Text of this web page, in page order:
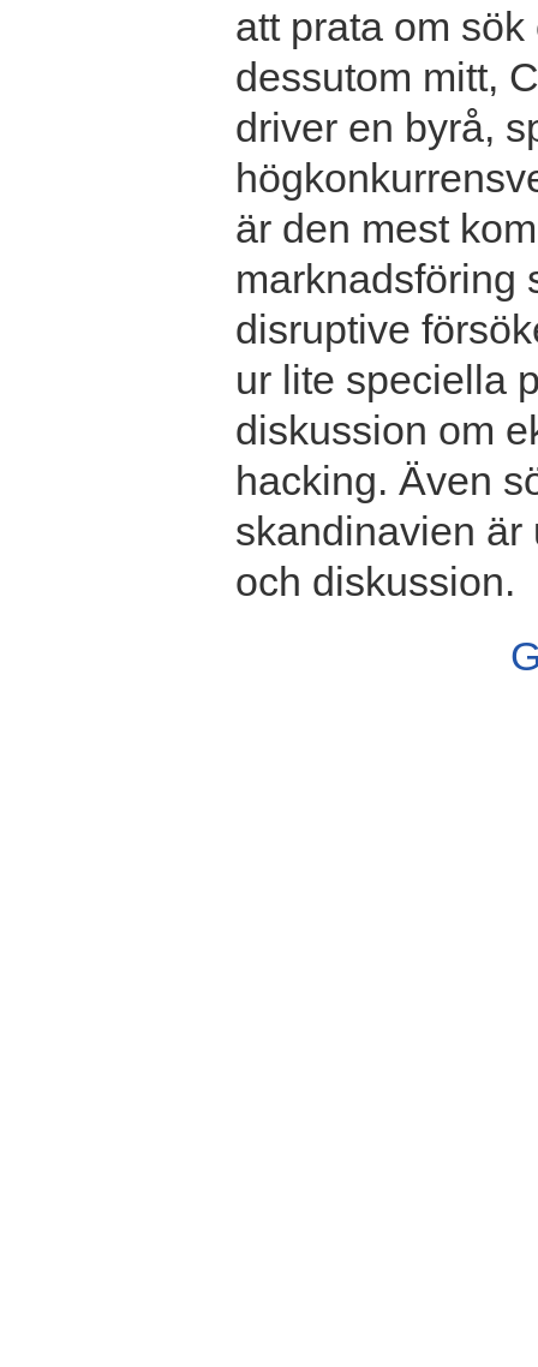
att prata om
dessutom mitt,
driver en byrå,
är den mest
marknadsföring
disruptive
ur lite speciella
diskussion om
hacking. Även
skandinavien är
och diskussion.